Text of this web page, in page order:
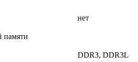
нет
памяти
DDR3, DDR3L